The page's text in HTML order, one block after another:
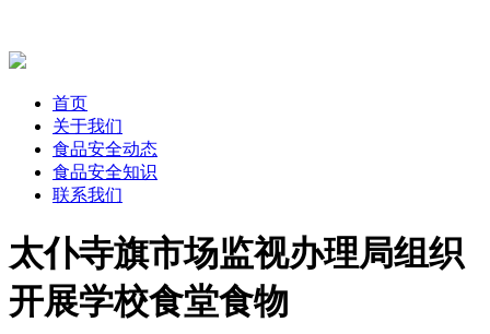
首页
关于我们
食品安全动态
食品安全知识
联系我们
太仆寺旗市场监视办理局组织
开展学校食堂食物